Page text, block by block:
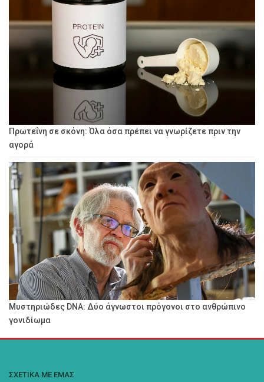
Πρωτεΐνη σε σκόνη: Όλα όσα πρέπει να γνωρίζετε πριν την
αγορά
Μυστηριώδες DNA: Δύο άγνωστοι πρόγονοι στο ανθρώπινο
γονιδίωμα
ΣΧΕΤΙΚΑ ΜΕ ΕΜΑΣ